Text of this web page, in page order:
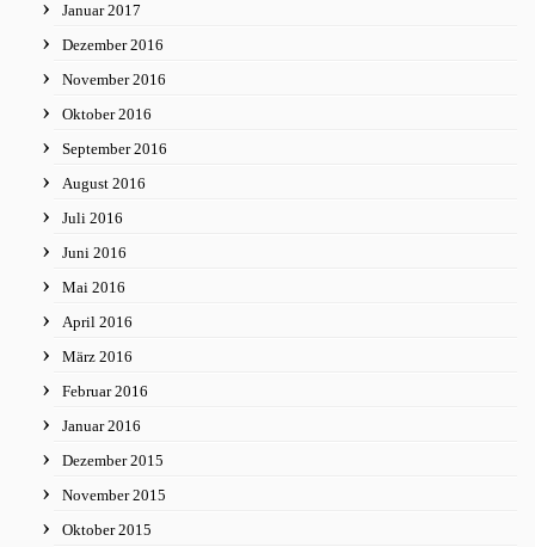
Januar 2017
Dezember 2016
November 2016
Oktober 2016
September 2016
August 2016
Juli 2016
Juni 2016
Mai 2016
April 2016
März 2016
Februar 2016
Januar 2016
Dezember 2015
November 2015
Oktober 2015